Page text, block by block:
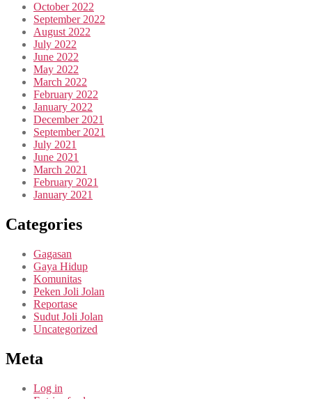
October 2022
September 2022
August 2022
July 2022
June 2022
May 2022
March 2022
February 2022
January 2022
December 2021
September 2021
July 2021
June 2021
March 2021
February 2021
January 2021
Categories
Gagasan
Gaya Hidup
Komunitas
Peken Joli Jolan
Reportase
Sudut Joli Jolan
Uncategorized
Meta
Log in